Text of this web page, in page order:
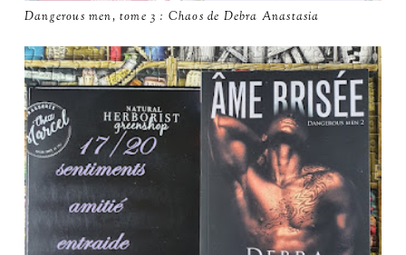
Dangerous men, tome 3 : Chaos de Debra Anastasia